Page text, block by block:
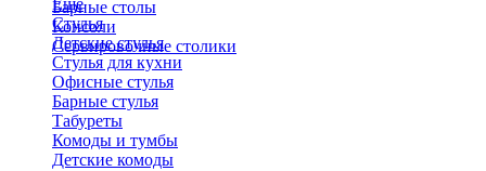
Барные столы
Консоли
Сервировочные столики
Еще
Стулья
Детские стулья
Стулья для кухни
Офисные стулья
Барные стулья
Табуреты
Комоды и тумбы
Детские комоды